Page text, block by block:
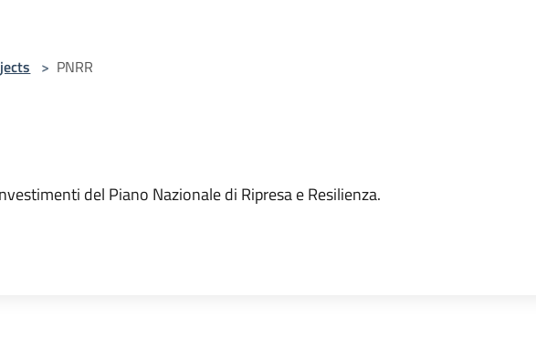
> PNRR
del Piano Nazionale di Ripresa e Resilienza.